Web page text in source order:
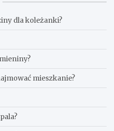
dla koleżanki?
mieszkanie?